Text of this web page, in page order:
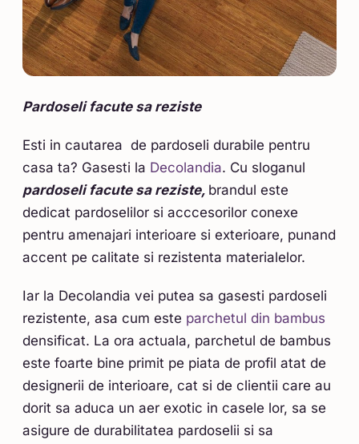
Pardoseli facute sa reziste
Esti in cautarea de pardoseli durabile pentru
casa ta? Gasesti la Decolandia. Cu sloganul
pardoseli facute sa reziste, brandul este
dedicat pardoselilor si acccesorilor conexe
pentru amenajari interioare si exterioare, punand
accent pe calitate si rezistenta materialelor.
Iar la Decolandia vei putea sa gasesti pardoseli
rezistente, asa cum este parchetul din bambus
densificat. La ora actuala, parchetul de bambus
este foarte bine primit pe piata de profil atat de
designerii de interioare, cat si de clientii care au
dorit sa aduca un aer exotic in casele lor, sa se
asigure de durabilitatea pardoselii si sa